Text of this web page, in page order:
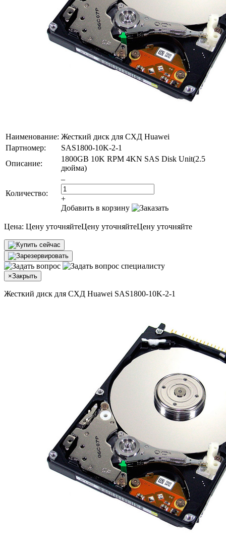
Наименование: Жесткий диск для СХД Huawei
Партномер:
SAS1800-10K-2-1
Описание:
1800GB 10K RPM 4KN SAS Disk Unit(2.5
дюйма)
Количество:
–
+
Добавить в корзину
Цена: Цену уточняйтеЦену уточняйтеЦену уточняйте
×Закрыть
Жесткий диск для СХД Huawei SAS1800-10K-2-1